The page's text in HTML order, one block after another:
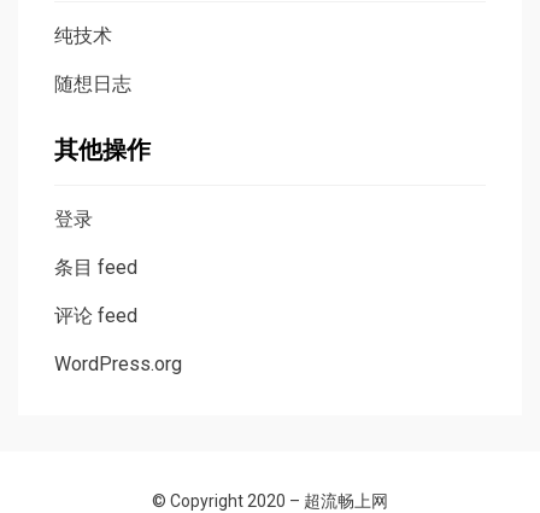
纯技术
随想日志
其他操作
登录
条目 feed
评论 feed
WordPress.org
© Copyright 2020 – 超流畅上网